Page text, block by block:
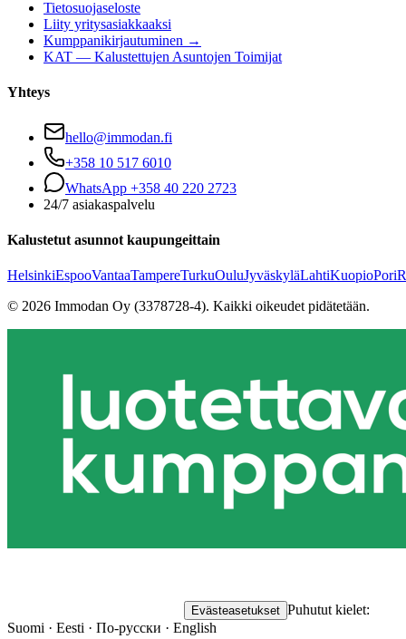
Tietosuojaseloste
Liity yritysasiakkaaksi
Kumppanikirjautuminen →
KAT — Kalustettujen Asuntojen Toimijat
Yhteys
hello@immodan.fi
+358 10 517 6010
WhatsApp +358 40 220 2723
24/7 asiakaspalvelu
Kalustetut asunnot kaupungeittain
HelsinkiEspooVantaaTampereTurkuOuluJyväskyläLahtiKuopioPori
© 2026 Immodan Oy (3378728-4). Kaikki oikeudet pidätetään.
Evästeasetukset Puhutut kielet:
Suomi · Eesti · По-русски · English